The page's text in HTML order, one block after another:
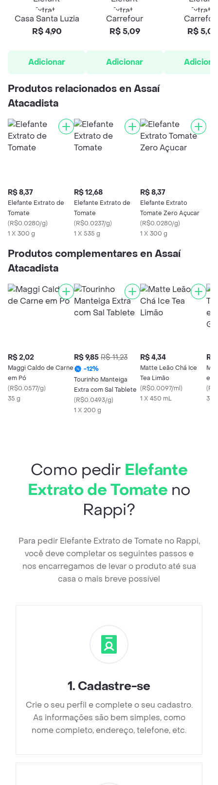
Casa Santa Luzia
R$ 4,90
Adicionar
Carrefour
R$ 5,09
Adicionar
R$ 5,09
Produtos relacionados en Assaí
Atacadista
R$ 8,37
Elefante Extrato de
Tomate
(R$0.0280/g)
1 X 300 g
R$ 12,68
Elefante Extrato de
Tomate
(R$0.0237/g)
1 X 535 g
R$ 8,37
Elefante Extrato
Tomate Zero Açucar
(R$0.0280/g)
1 X 300 g
Produtos complementares en Assaí
Atacadista
R$ 2,02
Maggi Caldo de Carne
em Pó
(R$0.0577/g)
35 g
R$ 9,85 R$ 11,23
-12%
Tourinho Manteiga
Extra com Sal Tablete
(R$0.0493/g)
1 X 200 g
R$ 4,34
Matte Leão Chá Ice
Tea Limão
(R$0.0097/ml)
1 X 450 mL
R$
em
(
35
Como pedir Elefante
Extrato de Tomate no
Rappi?
Para pedir Elefante Extrato de Tomate no Rappi,
você deve completar os seguintes passos e
nos encarregamos de levar o produto até sua
casa o mais breve possível
1. Cadastre-se
Crie o seu perfil e complete o seu cadastro.
As informações são bem simples, como
nome completo, endereço, telefone, etc.